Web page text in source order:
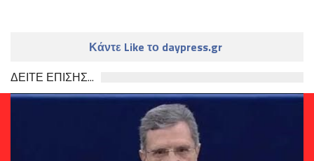
Κάντε Like το daypress.gr
ΔΕΙΤΕ ΕΠΙΣΗΣ...